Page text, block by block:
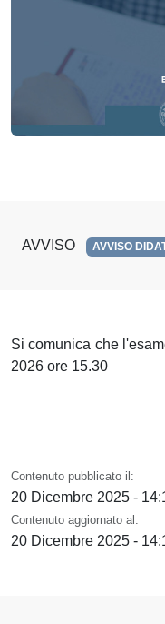
AVVISO AVVISO
Si comunica che
2026 ore 15.30
Contenuto pubblicato il:
20 Dicembre 2025 -
Contenuto aggiornato al:
20 Dicembre 2025 -